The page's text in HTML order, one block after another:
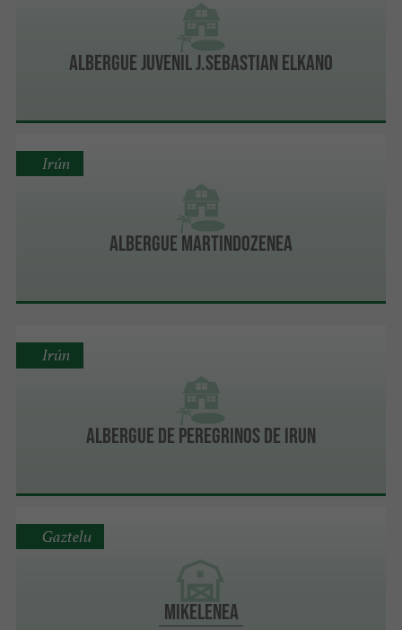
Albergue Juvenil J.Sebastian Elkano
Albergue Martindozenea
Irún
Albergue de peregrinos de Irun
Irún
MIKELENEA
Gaztelu